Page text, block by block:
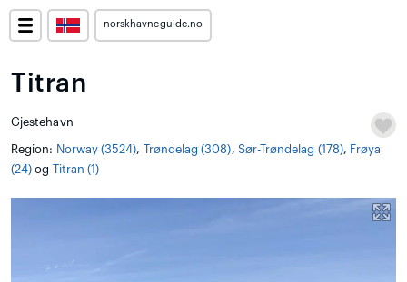
norskhavneguide.no
Titran
Gjestehavn
Region: Norway (3524), Trøndelag (308), Sør-Trøndelag (178), Frøya
(24) og Titran (1)